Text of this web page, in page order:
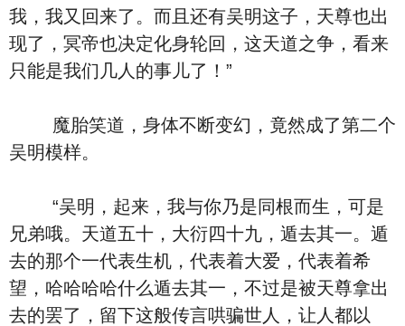
我，我又回来了。而且还有吴明这子，天尊也出
现了，冥帝也决定化身轮回，这天道之争，看来
只能是我们几人的事儿了！”
魔胎笑道，身体不断变幻，竟然成了第二个
吴明模样。
“吴明，起来，我与你乃是同根而生，可是
兄弟哦。天道五十，大衍四十九，遁去其一。遁
去的那个一代表生机，代表着大爱，代表着希
望，哈哈哈哈什么遁去其一，不过是被天尊拿出
去的罢了，留下这般传言哄骗世人，让人都以